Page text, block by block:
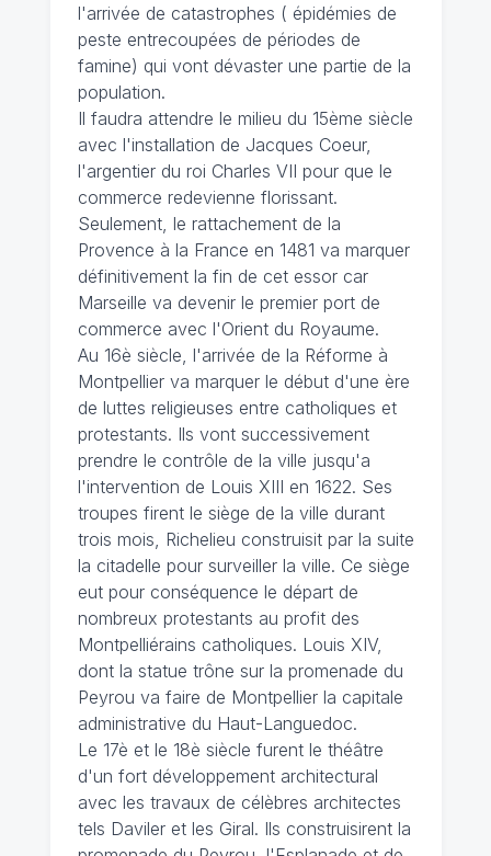
l'arrivée de catastrophes ( épidémies de
peste entrecoupées de périodes de
famine) qui vont dévaster une partie de la
population.
Il faudra attendre le milieu du 15ème siècle
avec l'installation de Jacques Coeur,
l'argentier du roi Charles VII pour que le
commerce redevienne florissant.
Seulement, le rattachement de la
Provence à la France en 1481 va marquer
définitivement la fin de cet essor car
Marseille va devenir le premier port de
commerce avec l'Orient du Royaume.
Au 16è siècle, l'arrivée de la Réforme à
Montpellier va marquer le début d'une ère
de luttes religieuses entre catholiques et
protestants. Ils vont successivement
prendre le contrôle de la ville jusqu'a
l'intervention de Louis XIII en 1622. Ses
troupes firent le siège de la ville durant
trois mois, Richelieu construisit par la suite
la citadelle pour surveiller la ville. Ce siège
eut pour conséquence le départ de
nombreux protestants au profit des
Montpelliérains catholiques. Louis XIV,
dont la statue trône sur la promenade du
Peyrou va faire de Montpellier la capitale
administrative du Haut-Languedoc.
Le 17è et le 18è siècle furent le théâtre
d'un fort développement architectural
avec les travaux de célèbres architectes
tels Daviler et les Giral. Ils construisirent la